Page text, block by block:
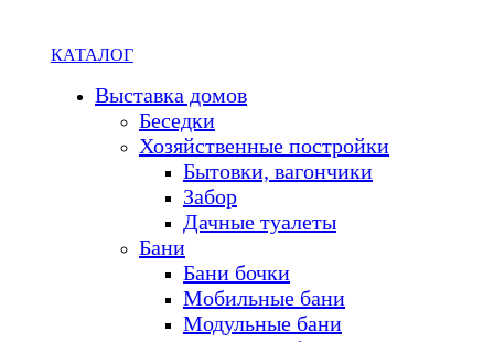
КАТАЛОГ
Выставка домов
Беседки
Хозяйственные постройки
Бытовки, вагончики
Забор
Дачные туалеты
Бани
Бани бочки
Мобильные бани
Модульные бани